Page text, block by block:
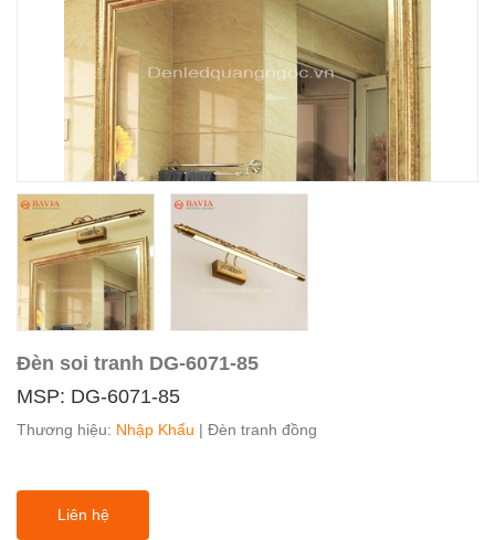
Đèn soi tranh DG-6071-85
MSP: DG-6071-85
Thương hiệu: Nhập Khẩu | Đèn tranh đồng
Liên hệ